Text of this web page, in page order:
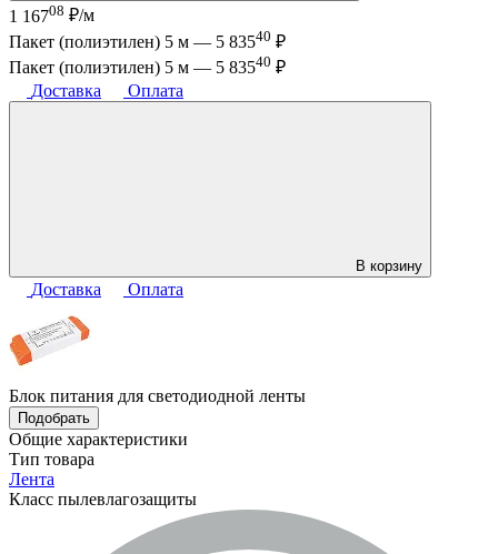
1 16708 ₽/м
Пакет (полиэтилен) 5 м — 5 83540 ₽
Пакет (полиэтилен) 5 м — 5 83540 ₽
Доставка
Оплата
В корзину
Доставка Оплата
Блок питания для светодиодной ленты
Подобрать
Общие характеристики
Тип товара
Лента
Класс пылевлагозащиты